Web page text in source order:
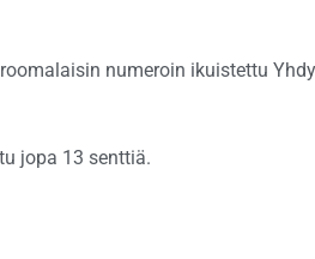
numeroin ikuistettu
jopa 13 senttiä.